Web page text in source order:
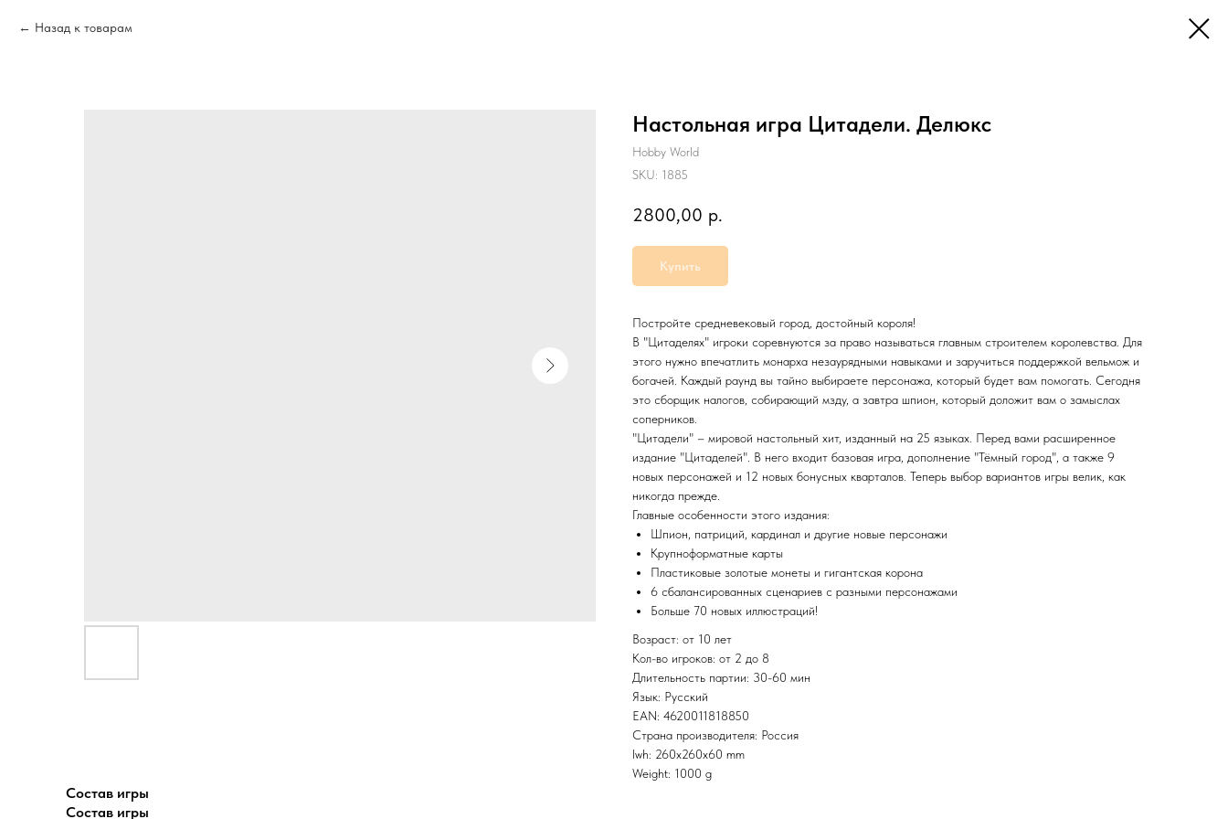
Назад к товарам
Настольная игра Цитадели. Делюкс
Hobby World
SKU: 1885
2800,00 р.
Купить
Постройте средневековый город, достойный короля!
В "Цитаделях" игроки соревнуются за право называться главным строителем королевства. Для
этого нужно впечатлить монарха незаурядными навыками и заручиться поддержкой вельмож и
богачей. Каждый раунд вы тайно выбираете персонажа, который будет вам помогать. Сегодня
это сборщик налогов, собирающий мзду, а завтра шпион, который доложит вам о замыслах
соперников.
"Цитадели" – мировой настольный хит, изданный на 25 языках. Перед вами расширенное
издание "Цитаделей". В него входит базовая игра, дополнение "Тёмный город", а также 9
новых персонажей и 12 новых бонусных кварталов. Теперь выбор вариантов игры велик, как
никогда прежде.
Главные особенности этого издания:
Шпион, патриций, кардинал и другие новые персонажи
Крупноформатные карты
Пластиковые золотые монеты и гигантская корона
6 сбалансированных сценариев с разными персонажами
Больше 70 новых иллюстраций!
Возраст: от 10 лет
Кол-во игроков: от 2 до 8
Длительность партии: 30-60 мин
Язык: Русский
EAN: 4620011818850
Страна производителя: Россия
lwh: 260x260x60 mm
Weight: 1000 g
Состав игры
Состав игры